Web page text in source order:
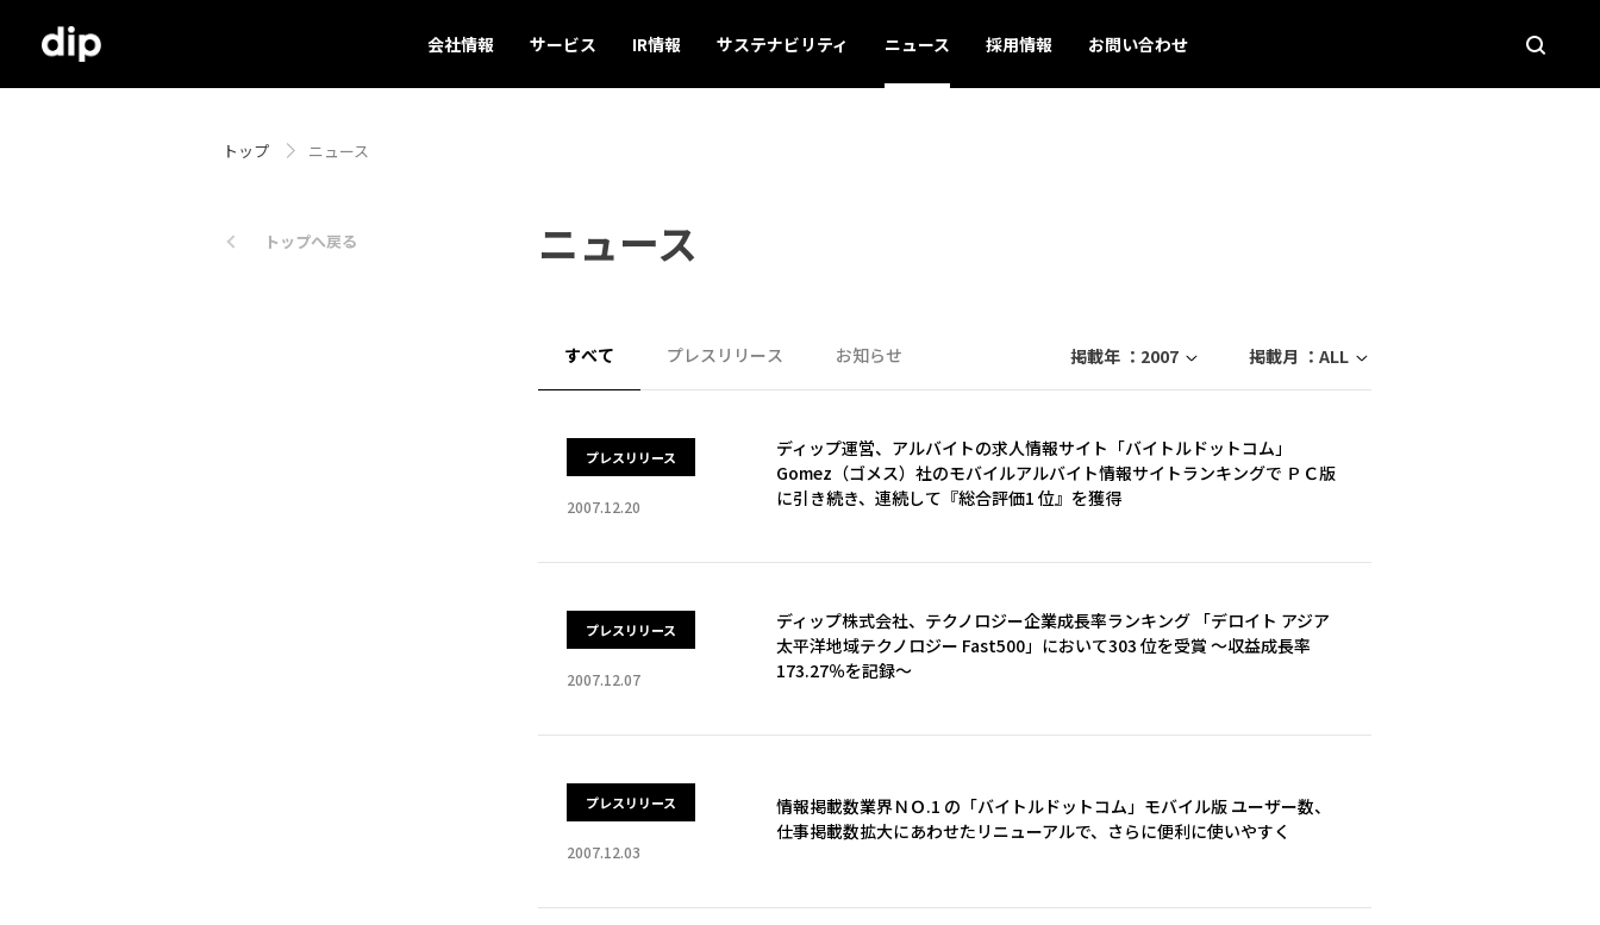
会社情報 サービス IR情報 サステナビリティ ニュース 採用情報 お問い合わせ
トップ ニュース
トップへ戻る ニュース
掲載年 ： 2007 掲載月 ： ALL
すべて プレスリリース お知らせ
プレスリリース
2007.12.20
ディップ運営、アルバイトの求人情報サイト「バイトルドットコム」
Gomez（ゴメス）社のモバイルアルバイト情報サイトランキングで ＰＣ版
に引き続き、連続して『総合評価1 位』を獲得
プレスリリース
2007.12.07
ディップ株式会社、テクノロジー企業成長率ランキング 「デロイト アジア
太平洋地域テクノロジー Fast500」において303 位を受賞 ～収益成長率
173.27％を記録～
プレスリリース
2007.12.03
情報掲載数業界ＮＯ.1 の「バイトルドットコム」モバイル版 ユーザー数、
仕事掲載数拡大にあわせたリニューアルで、さらに便利に使いやすく